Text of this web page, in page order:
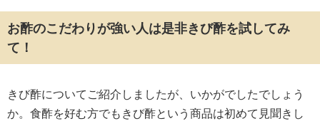
お酢のこだわりが強い人は是非きび酢を試してみ
て！
きび酢についてご紹介しましたが、いかがでしたでしょう
か。食酢を好む方でもきび酢という商品は初めて見聞きし